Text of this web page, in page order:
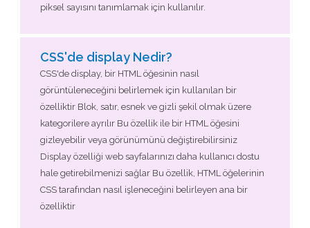
piksel sayısını tanımlamak için kullanılır.
CSS'de display Nedir?
CSS'de display, bir HTML öğesinin nasıl
görüntüleneceğini belirlemek için kullanılan bir
özelliktir Blok, satır, esnek ve gizli şekil olmak üzere
kategorilere ayrılır Bu özellik ile bir HTML öğesini
gizleyebilir veya görünümünü değiştirebilirsiniz
Display özelliği web sayfalarınızı daha kullanıcı dostu
hale getirebilmenizi sağlar Bu özellik, HTML öğelerinin
CSS tarafından nasıl işleneceğini belirleyen ana bir
özelliktir